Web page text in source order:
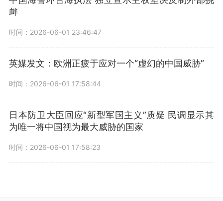
衅
时间：2026-06-01 23:46:47
英媒发文：欧洲正疲于应对一个“虚幻的中国威胁”
时间：2026-06-01 17:58:44
日本防卫大臣回应“新型军国主义”质疑 民调显示其
为唯一将中国视为最大威胁的国家
时间：2026-06-01 17:58:23